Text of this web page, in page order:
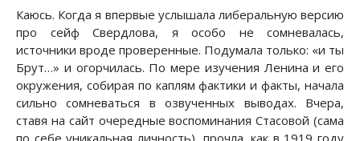
Каюсь. Когда я впервые услышала либеральную версию
про сейф Свердлова, я особо не сомневалась,
источники вроде проверенные. Подумала только: «и ты
Брут…» и огорчилась. По мере изучения Ленина и его
окружения, собирая по каплям фактики и факты, начала
сильно сомневаться в озвученных выводах. Вчера,
ставя на сайт очередные воспоминания Стасовой (сама